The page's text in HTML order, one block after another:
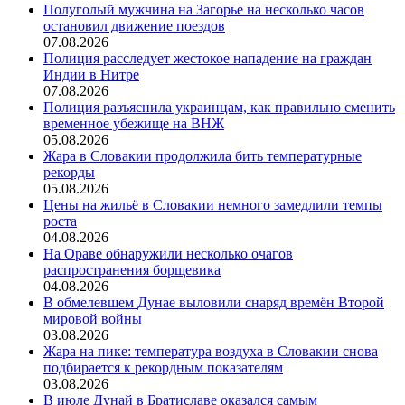
Полуголый мужчина на Загорье на несколько часов
остановил движение поездов
07.08.2026
Полиция расследует жестокое нападение на граждан
Индии в Нитре
07.08.2026
Полиция разъяснила украинцам, как правильно сменить
временное убежище на ВНЖ
05.08.2026
Жара в Словакии продолжила бить температурные
рекорды
05.08.2026
Цены на жильё в Словакии немного замедлили темпы
роста
04.08.2026
На Ораве обнаружили несколько очагов
распространения борщевика
04.08.2026
В обмелевшем Дунае выловили снаряд времён Второй
мировой войны
03.08.2026
Жара на пике: температура воздуха в Словакии снова
подбирается к рекордным показателям
03.08.2026
В июле Дунай в Братиславе оказался самым